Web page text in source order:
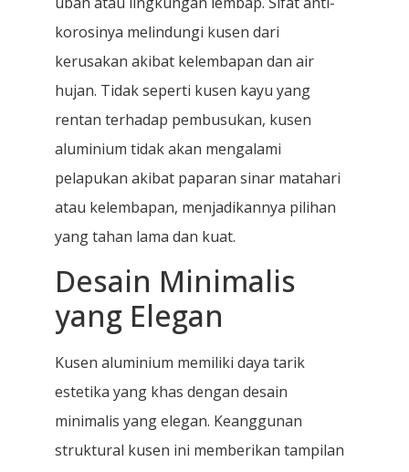
korosinya melindungi kusen dari
kerusakan akibat kelembapan dan air
hujan. Tidak seperti kusen kayu yang
rentan terhadap pembusukan, kusen
aluminium tidak akan mengalami
pelapukan akibat paparan sinar matahari
atau kelembapan, menjadikannya pilihan
yang tahan lama dan kuat.
Desain Minimalis
yang Elegan
Kusen aluminium memiliki daya tarik
estetika yang khas dengan desain
minimalis yang elegan. Keanggunan
struktural kusen ini memberikan tampilan